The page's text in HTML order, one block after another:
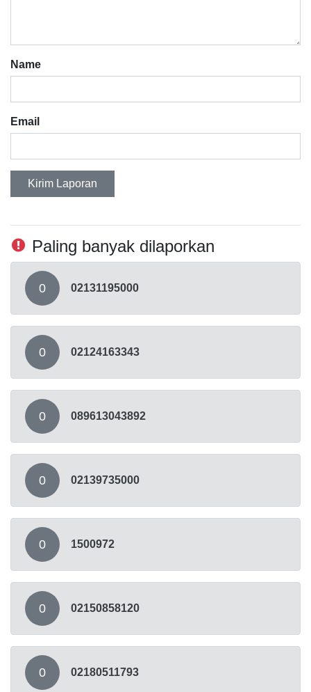
Name
Email
Kirim Laporan
Paling banyak dilaporkan
0 02131195000
0 02124163343
0 089613043892
0 02139735000
0 1500972
0 02150858120
0 02180511793